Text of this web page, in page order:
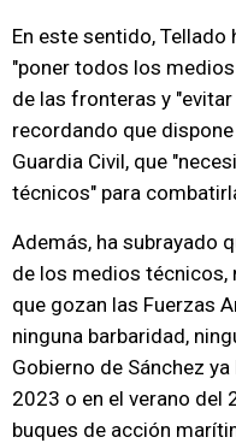
En este sentido,
"poner todos los
de las fronteras y
recordando que
Guardia Civil, que
técnicos" para
Además, ha subrayado
de los medios técnicos,
que gozan las Fuerzas
ninguna barbaridad,
Gobierno de Sánchez
2023 o en el verano del
buques de acción